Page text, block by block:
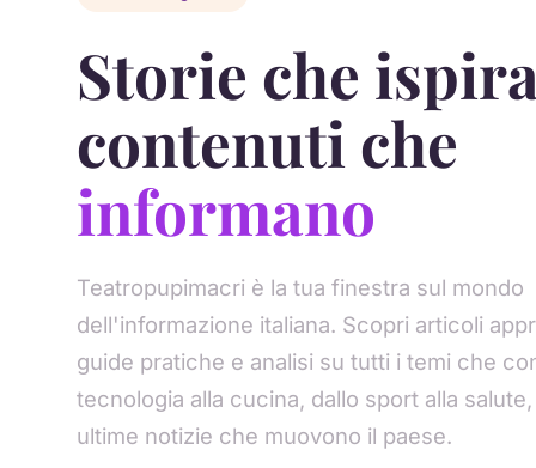
Storie che
contenuti che
informano
Teatropupimacri è la tua finestra sul mondo
dell'informazione italiana. Scopri articoli
guide pratiche e analisi su tutti i temi che
tecnologia alla cucina, dallo sport alla
ultime notizie che muovono il paese.